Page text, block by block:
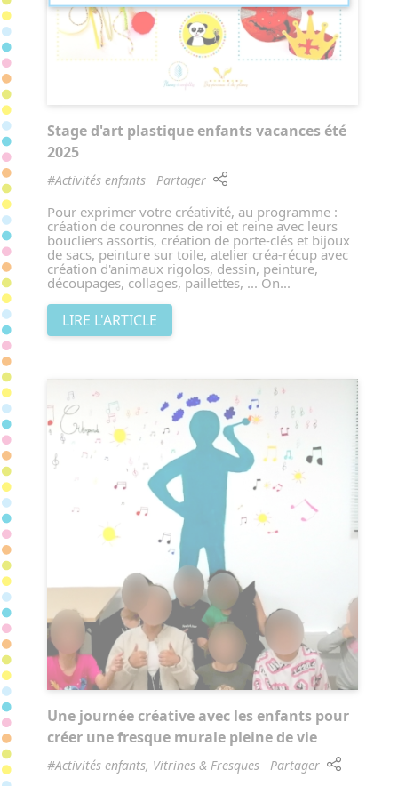
Stage d'art plastique enfants vacances été
2025
#Activités enfants Partager
Pour exprimer votre créativité, au programme :
création de couronnes de roi et reine avec leurs
boucliers assortis, création de porte-clés et bijoux
de sacs, peinture sur toile, atelier créa-récup avec
création d'animaux rigolos, dessin, peinture,
découpages, collages, paillettes, ... On...
LIRE L'ARTICLE
Une journée créative avec les enfants pour
créer une fresque murale pleine de vie
#Activités enfants, Vitrines & Fresques Partager